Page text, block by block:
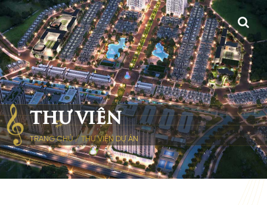
THƯ VIỆN
TRANG CHỦ / THƯ VIỆN DỰ ÁN